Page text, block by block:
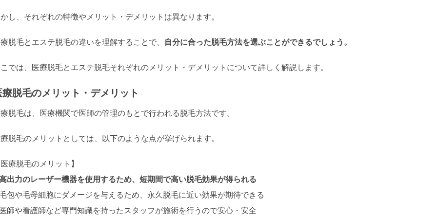
し、それぞれの特徴やメリット・デメリットは異なります。
脱毛とエステ脱毛の違いを理解することで、 自分に合った脱毛方法を選ぶことができるでしょう。
では、医療脱毛とエステ脱毛それぞれのメリット・デメリットについて詳しく解説します。
療脱毛のメリット・デメリット
脱毛は、医療機関で医師の管理のもとで行われる脱毛方法です。
脱毛のメリットとしては、以下のような点が挙げられます。
療脱毛のメリット】
出力のレーザー機器を使用するため、短期間で高い脱毛効果が得られる
包や毛母細胞にダメージを与えるため、永久脱毛に近い効果が期待できる
師や看護師など専門知識を持ったスタッフが施術を行うので安心・安全